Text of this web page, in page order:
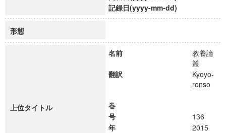
記録日(yyyy-mm-dd)
形態
上位タイトル
名前
教養論
叢
翻訳
Kyoyo-
ronso
巻
号
136
年
2015